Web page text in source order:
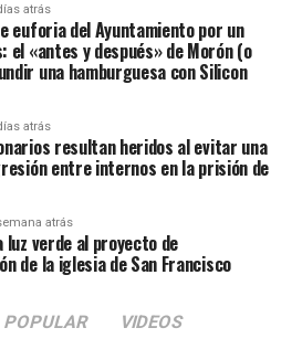
atrás
euforia del Ayuntamiento por un
el «antes y después» de Morón (o
una hamburguesa con Silicon
atrás
resultan heridos al evitar una
entre internos en la prisión de
atrás
luz verde al proyecto de
de la iglesia de San Francisco
POPULAR VIDEOS